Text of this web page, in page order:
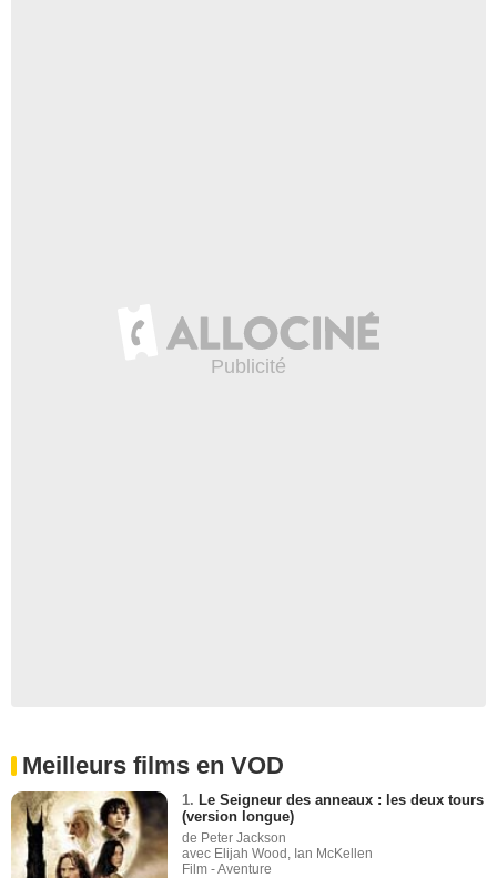
Meilleurs films en VOD
1. Le Seigneur des anneaux : les deux tours
(version longue)
de Peter Jackson
avec Elijah Wood, Ian McKellen
Film - Aventure